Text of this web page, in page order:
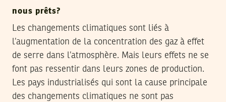
nous prêts?
Les changements climatiques sont liés à
l’augmentation de la concentration des gaz à effet
de serre dans l’atmosphère. Mais leurs effets ne se
font pas ressentir dans leurs zones de production.
Les pays industrialisés qui sont la cause principale
des changements climatiques ne sont pas